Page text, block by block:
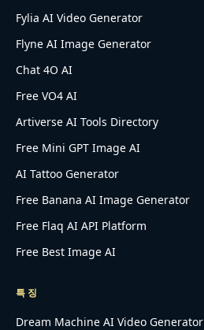
Fylia AI Video Generator
Flyne AI Image Generator
Chat 4O AI
Free VO4 AI
Artiverse AI Tools Directory
Free Mini GPT Image AI
AI Tattoo Generator
Free Banana AI Image Generator
Free Flaq AI API Platform
Free Best Image AI
특징
Dream Machine AI Video Generator